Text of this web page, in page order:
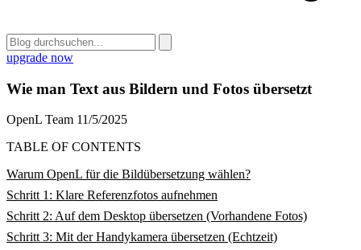
upgrade now
Wie man Text aus Bildern und Fotos übersetzt
OpenL Team 11/5/2025
TABLE OF CONTENTS
Warum OpenL für die Bildübersetzung wählen?
Schritt 1: Klare Referenzfotos aufnehmen
Schritt 2: Auf dem Desktop übersetzen (Vorhandene Fotos)
Schritt 3: Mit der Handykamera übersetzen (Echtzeit)